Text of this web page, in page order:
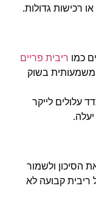
רכישות גדולות.
כמו ריבית פריים
משמעותית בשוק
עלולים לייקר
הסיכון ולשמור
ריבית קבועה לא